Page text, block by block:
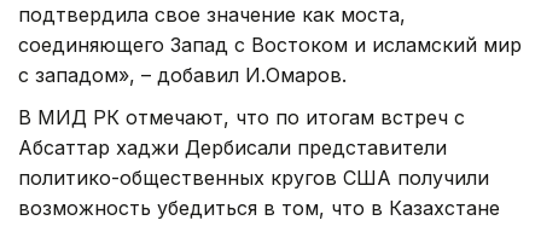
подтвердила свое значение как моста,
соединяющего Запад с Востоком и исламский мир
с западом», – добавил И.Омаров.
В МИД РК отмечают, что по итогам встреч с
Абсаттар хаджи Дербисали представители
политико-общественных кругов США получили
возможность убедиться в том, что в Казахстане